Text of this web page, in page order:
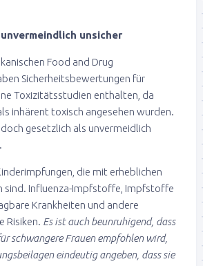
unsicher
Food and Drug
Sicherheitsbewertungen für
Toxizitätsstudien enthalten, da
inhärent toxisch angesehen wurden.
gesetzlich als unvermeidlich
die mit erheblichen
sind. Influenza-Impfstoffe, Impfstoffe
Krankheiten und andere
Risiken. Es ist auch beunruhigend, dass
schwangere Frauen empfohlen wird,
eindeutig angeben, dass sie